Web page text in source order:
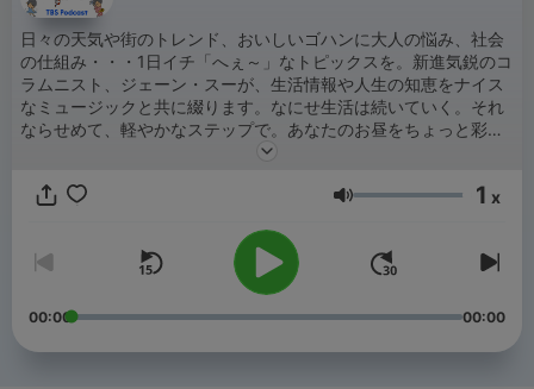
日々の天気や街のトレンド、おいしいゴハンに大人の悩み、社会
の仕組み・・・1日イチ「へぇ～」なトピックスを。新進気鋭のコ
ラムニスト、ジェーン・スーが、生活情報や人生の知恵をナイス
なミュージックと共に綴ります。なにせ生活は続いていく。それ
ならせめて、軽やかなステップで。あなたのお昼をちょっと彩る
＜昼ドキ支援系ラジオ＞それが、「ジェーン・スー 生活は踊
放送中！ ■番組一部をお聴きいただけます。配信するコーナーな
https://open.spotify.com/show/1nsGZIxlY2G26R8orkg5kh
https://open.spotify.com/show/1qbmLpDnuT4hJnEDKaaRIg
https://open.spotify.com/show/2HsMS2p4IaS3kxXc0LRG4a
Volume 1 x
00:00 00:00